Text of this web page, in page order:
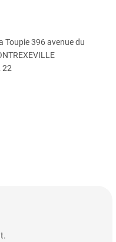
Toupie 396 avenue du
22